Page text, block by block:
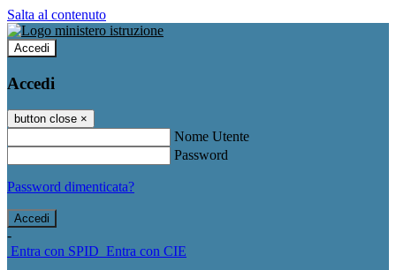
Salta al contenuto
Accedi
Accedi
button close ×
Nome Utente
Password
Password dimenticata?
-
Entra con SPID Entra con CIE